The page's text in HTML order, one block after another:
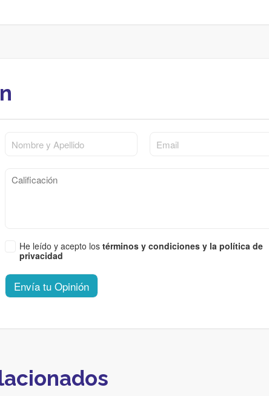
He leído y acepto lostérminos y condiciones y la política de
privacidad
Envía tu Opinión